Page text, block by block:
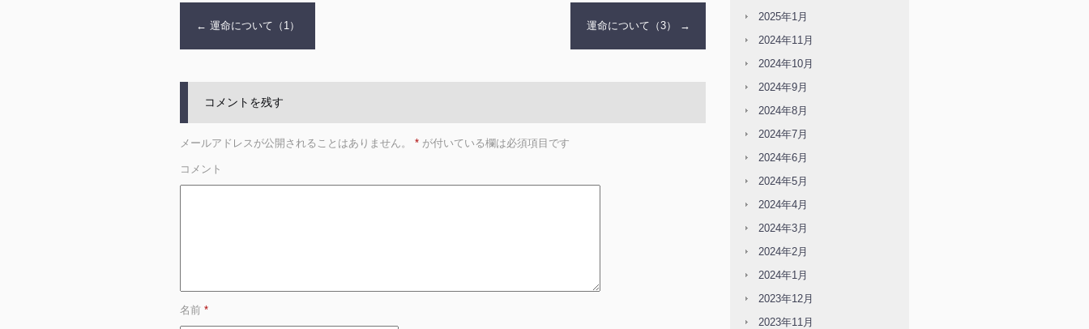
← 運命について（1） 運命について（3） →
コメントを残す
メールアドレスが公開されることはありません。 * が付いている欄は必須項目です
コメント
名前 *
2025年1月
2024年11月
2024年10月
2024年9月
2024年8月
2024年7月
2024年6月
2024年5月
2024年4月
2024年3月
2024年2月
2024年1月
2023年12月
2023年11月